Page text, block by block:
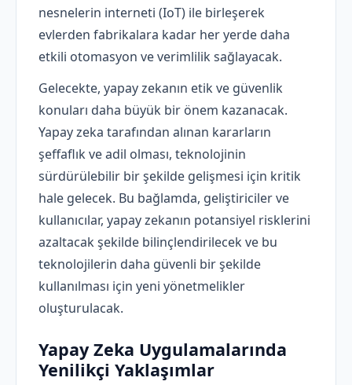
nesnelerin interneti (IoT) ile birleşerek
evlerden fabrikalara kadar her yerde daha
etkili otomasyon ve verimlilik sağlayacak.
Gelecekte, yapay zekanın etik ve güvenlik
konuları daha büyük bir önem kazanacak.
Yapay zeka tarafından alınan kararların
şeffaflık ve adil olması, teknolojinin
sürdürülebilir bir şekilde gelişmesi için kritik
hale gelecek. Bu bağlamda, geliştiriciler ve
kullanıcılar, yapay zekanın potansiyel risklerini
azaltacak şekilde bilinçlendirilecek ve bu
teknolojilerin daha güvenli bir şekilde
kullanılması için yeni yönetmelikler
oluşturulacak.
Yapay Zeka Uygulamalarında
Yenilikçi Yaklaşımlar